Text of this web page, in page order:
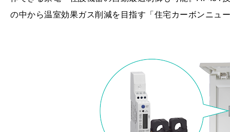
の中から温室効果ガス削減を目指す「住宅カーボンニュ